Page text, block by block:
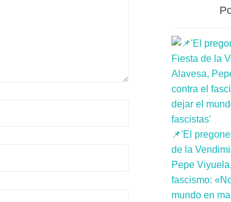
📌'El
de la
Pepe
fascismo:
mundo en